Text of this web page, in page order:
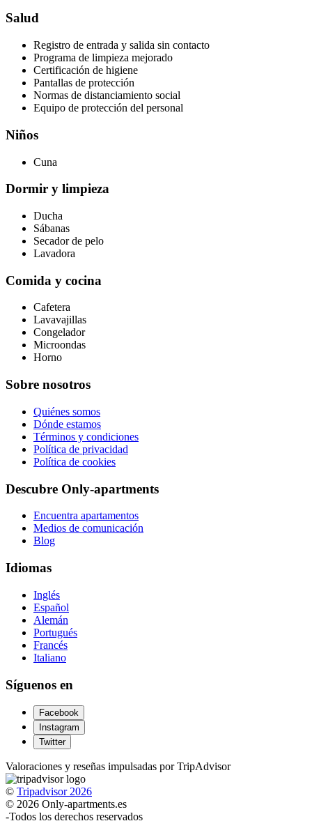
Salud
Registro de entrada y salida sin contacto
Programa de limpieza mejorado
Certificación de higiene
Pantallas de protección
Normas de distanciamiento social
Equipo de protección del personal
Niños
Cuna
Dormir y limpieza
Ducha
Sábanas
Secador de pelo
Lavadora
Comida y cocina
Cafetera
Lavavajillas
Congelador
Microondas
Horno
Sobre nosotros
Quiénes somos
Dónde estamos
Términos y condiciones
Política de privacidad
Política de cookies
Descubre Only-apartments
Encuentra apartamentos
Medios de comunicación
Blog
Idiomas
Inglés
Español
Alemán
Portugués
Francés
Italiano
Síguenos en
Facebook
Instagram
Twitter
Valoraciones y reseñas impulsadas por TripAdvisor
© Tripadvisor 2026
© 2026 Only-apartments.es
-Todos los derechos reservados